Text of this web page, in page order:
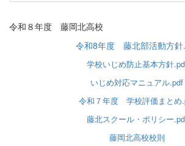
令和８年度 藤岡北高校
令和8年度 藤北部活動方針
学校いじめ防止基本方針
いじめ対応マニュアル.pdf
令和７年度 学校評価まとめ
藤北スクール・ポリシー
藤岡北高校校則